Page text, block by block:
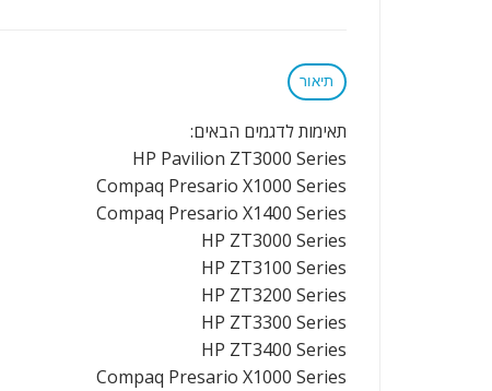
תיאור
תאימות לדגמים הבאים:
HP Pavilion ZT3000 Series
Compaq Presario X1000 Series
Compaq Presario X1400 Series
HP ZT3000 Series
HP ZT3100 Series
HP ZT3200 Series
HP ZT3300 Series
HP ZT3400 Series
Compaq Presario X1000 Series